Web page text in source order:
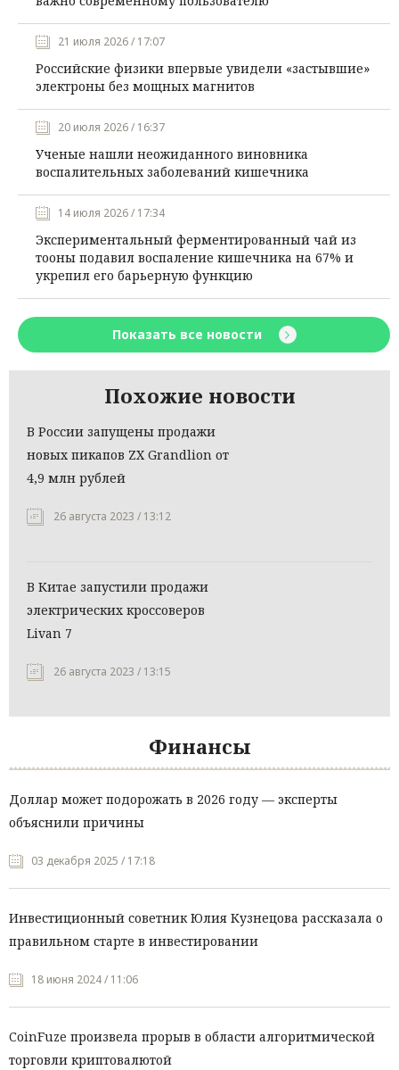
21 июля 2026 / 17:07
Российские физики впервые увидели «застывшие»
электроны без мощных магнитов
20 июля 2026 / 16:37
Ученые нашли неожиданного виновника
воспалительных заболеваний кишечника
14 июля 2026 / 17:34
Экспериментальный ферментированный чай из
тооны подавил воспаление кишечника на 67% и
укрепил его барьерную функцию
Показать все новости
Похожие новости
В России запущены продажи
новых пикапов ZX Grandlion от
4,9 млн рублей
26 августа 2023 / 13:12
В Китае запустили продажи
электрических кроссоверов
Livan 7
26 августа 2023 / 13:15
Финансы
Доллар может подорожать в 2026 году — эксперты
объяснили причины
03 декабря 2025 / 17:18
Инвестиционный советник Юлия Кузнецова рассказала о
правильном старте в инвестировании
18 июня 2024 / 11:06
CoinFuze произвела прорыв в области алгоритмической
торговли криптовалютой